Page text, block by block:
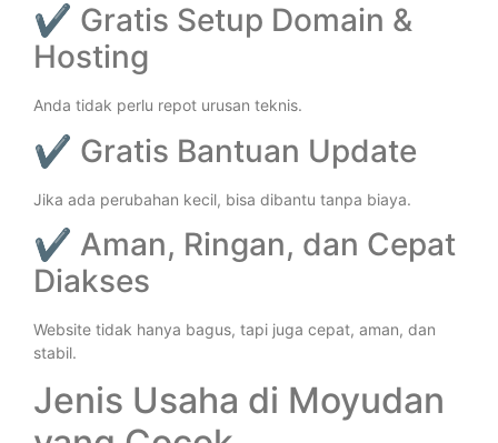
✔ Gratis Setup Domain &
Hosting
Anda tidak perlu repot urusan teknis.
✔ Gratis Bantuan Update
Jika ada perubahan kecil, bisa dibantu tanpa biaya.
✔ Aman, Ringan, dan Cepat
Diakses
Website tidak hanya bagus, tapi juga cepat, aman, dan
stabil.
Jenis Usaha di Moyudan